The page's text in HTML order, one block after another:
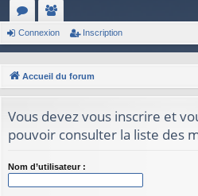
or
m
e
br
Connexion Inscription
Accueil du forum
Vous devez vous inscrire et
pouvoir consulter la liste des
Nom d’utilisateur :